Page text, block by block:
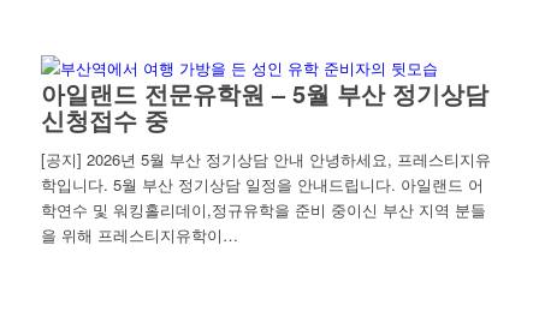
아일랜드 전문유학원 – 5월 부산 정기상담
신청접수 중
[공지] 2026년 5월 부산 정기상담 안내 안녕하세요, 프레스티지유
학입니다. 5월 부산 정기상담 일정을 안내드립니다. 아일랜드 어
학연수 및 워킹홀리데이,정규유학을 준비 중이신 부산 지역 분들
을 위해 프레스티지유학이…